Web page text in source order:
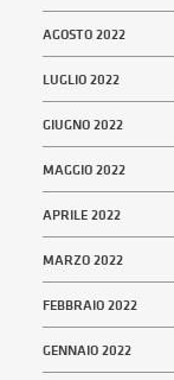
AGOSTO 2022
LUGLIO 2022
GIUGNO 2022
MAGGIO 2022
APRILE 2022
MARZO 2022
FEBBRAIO 2022
GENNAIO 2022